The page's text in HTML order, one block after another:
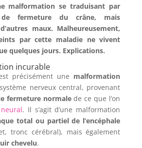
malformation se traduisant par
de fermeture du crâne, mais
maux. Malheureusement,
par cette maladie ne vivent
quelques jours. Explications.
incurable
précisément une malformation
nerveux central, provenant
fermeture normalede ce que l’on
. Il s’agit d’une malformation
total ou partiel de l’encéphale
tronc cérébral), mais également
chevelu.